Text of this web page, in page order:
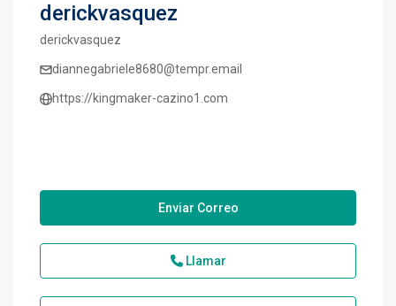
derickvasquez
derickvasquez
diannegabriele8680@tempr.email
https://kingmaker-cazino1.com
Enviar Correo
Llamar